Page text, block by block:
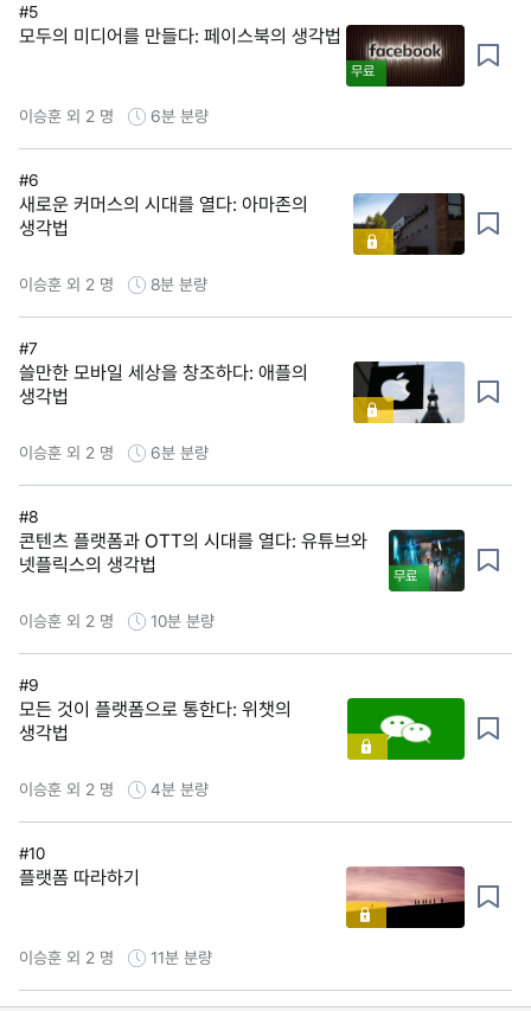
#5
모두의 미디어를 만들다: 페이스북의 생각법
무료
이승훈 외 2 명 6분 분량
#6
새로운 커머스의 시대를 열다: 아마존의
생각법
이승훈 외 2 명 8분 분량
#7
쓸만한 모바일 세상을 창조하다: 애플의
생각법
이승훈 외 2 명 6분 분량
#8
콘텐츠 플랫폼과 OTT의 시대를 열다: 유튜브와
넷플릭스의 생각법
무료
이승훈 외 2 명 10분 분량
#9
모든 것이 플랫폼으로 통한다: 위챗의
생각법
이승훈 외 2 명 4분 분량
#10
플랫폼 따라하기
이승훈 외 2 명 11분 분량